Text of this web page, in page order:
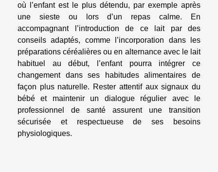
où l’enfant est le plus détendu, par exemple après
une sieste ou lors d’un repas calme. En
accompagnant l’introduction de ce lait par des
conseils adaptés, comme l’incorporation dans les
préparations céréalières ou en alternance avec le lait
habituel au début, l’enfant pourra intégrer ce
changement dans ses habitudes alimentaires de
façon plus naturelle. Rester attentif aux signaux du
bébé et maintenir un dialogue régulier avec le
professionnel de santé assurent une transition
sécurisée et respectueuse de ses besoins
physiologiques.